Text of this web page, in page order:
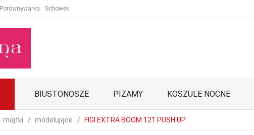
Porównywarka Schowek
BIUSTONOSZE PIŻAMY KOSZULE NOCNE
majtki modelujące FIGI EXTRA BOOM 121 PUSH UP